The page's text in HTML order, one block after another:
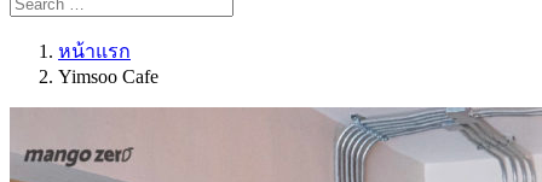
หน้าแรก
Yimsoo Cafe